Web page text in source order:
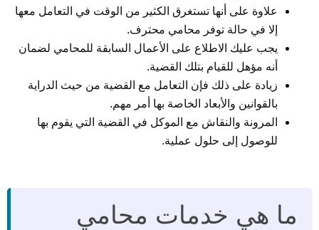
علاوة على أنها تستغرق الكثير من الوقت في التعامل معها
إلا في حالة توفر محامي محترف.
يجب عليك الاطلاع على الأعمال السابقة للمحامي لضمان
أنه مؤهل للقيام بتلك القضية.
زيادة على ذلك فإن التعامل مع القضية من حيث الدراية
بالقوانين والأبعاد الخاصة بها أمر مهم.
المرونة والنقاش مع الموكل في القضية التي يقوم بها
للوصول إلى حلول عملية.
ما هي خدمات محامي